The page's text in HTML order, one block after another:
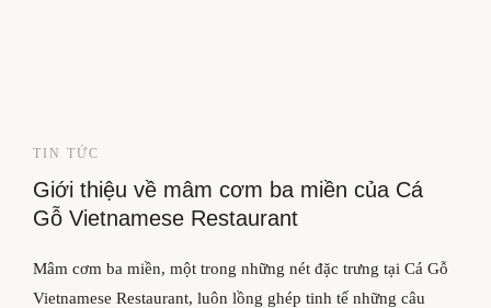
TIN TỨC
Giới thiệu về mâm cơm ba miền của Cá
Gỗ Vietnamese Restaurant
Mâm cơm ba miền, một trong những nét đặc trưng tại Cá Gỗ
Vietnamese Restaurant, luôn lồng ghép tinh tế những câu